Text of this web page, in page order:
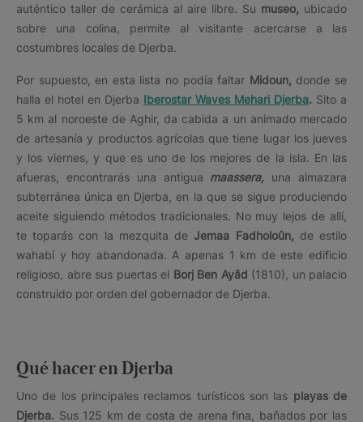
auténtico taller de cerámica al aire libre. Su museo, ubicado
sobre una colina, permite al visitante acercarse a las
costumbres locales de Djerba.
Por supuesto, en esta lista no podía faltar Midoun, donde se
halla el hotel en Djerba Iberostar Waves Mehari Djerba. Sito a
5 km al noroeste de Aghir, da cabida a un animado mercado
de artesanía y productos agrícolas que tiene lugar los jueves
y los viernes, y que es uno de los mejores de la isla. En las
afueras, encontrarás una antigua maassera, una almazara
subterránea única en Djerba, en la que se sigue produciendo
aceite siguiendo métodos tradicionales. No muy lejos de allí,
te toparás con la mezquita deJemaa Fadholoûn,de estilo
wahabí y hoy abandonada. A apenas 1 km de este edificio
religioso, abre sus puertas el Borj Ben Ayâd (1810), un palacio
construido por orden del gobernador de Djerba.
Qué hacer en Djerba
Uno de los principales reclamos turísticos son las playas de
Djerba. Sus 125 km de costa de arena fina, bañados por las